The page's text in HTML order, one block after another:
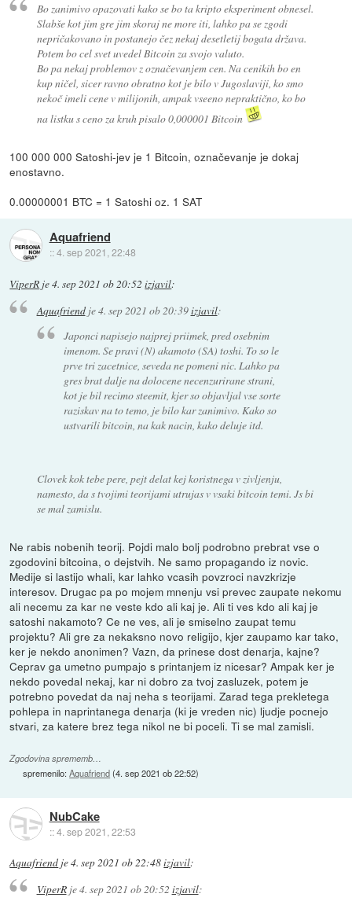
Bo zanimivo opazovati kako se bo ta kripto eksperiment obnesel.
Slabše kot jim gre jim skoraj ne more iti, lahko pa se zgodi
nepričakovano in postanejo čez nekaj desetletij bogata država.
Potem bo cel svet uvedel Bitcoin za svojo valuto.
Bo pa nekaj problemov z označevanjem cen. Na cenikih bo en
kup ničel, sicer ravno obratno kot je bilo v Jugoslaviji, ko smo
nekoč imeli cene v milijonih, ampak vseeno nepraktično, ko bo
na listku s ceno za kruh pisalo 0,000001 Bitcoin
100 000 000 Satoshi-jev je 1 Bitcoin, označevanje je dokaj
enostavno.
0.00000001 BTC = 1 Satoshi oz. 1 SAT
Aquafriend
::4. sep 2021, 22:48
ViperR je4. sep 2021 ob 20:52 izjavil:
Aquafriendje4. sep 2021 ob 20:39izjavil:
Japonci napisejo najprej priimek, pred osebnim
imenom. Se pravi (N) akamoto (SA) toshi. To so le
prve tri zacetnice, seveda ne pomeni nic. Lahko pa
gres brat dalje na dolocene necenzurirane strani,
kot je bil recimo steemit, kjer so objavljal vse sorte
raziskav na to temo, je bilo kar zanimivo. Kako so
ustvarili bitcoin, na kak nacin, kako deluje itd.
Clovek kok tebe pere, pejt delat kej koristnega v zivljenju,
namesto, da s tvojimi teorijami utrujas v vsaki bitcoin temi. Js bi
se mal zamislu.
Ne rabis nobenih teorij. Pojdi malo bolj podrobno prebrat vse o
zgodovini bitcoina, o dejstvih. Ne samo propagando iz novic.
Medije si lastijo whali, kar lahko vcasih povzroci navzkrizje
interesov. Drugac pa po mojem mnenju vsi prevec zaupate nekomu
ali necemu za kar ne veste kdo ali kaj je. Ali ti ves kdo ali kaj je
satoshi nakamoto? Ce ne ves, ali je smiselno zaupat temu
projektu? Ali gre za nekaksno novo religijo, kjer zaupamo kar tako,
ker je nekdo anonimen? Vazn, da prinese dost denarja, kajne?
Ceprav ga umetno pumpajo s printanjem iz nicesar? Ampak ker je
nekdo povedal nekaj, kar ni dobro za tvoj zasluzek, potem je
potrebno povedat da naj neha s teorijami. Zarad tega prekletega
pohlepa in naprintanega denarja (ki je vreden nic) ljudje pocnejo
stvari, za katere brez tega nikol ne bi poceli. Ti se mal zamisli.
Zgodovina sprememb…
spremenilo:Aquafriend(4. sep 2021 ob 22:52)
NubCake
::4. sep 2021, 22:53
Aquafriend je4. sep 2021 ob 22:48izjavil:
ViperRje4. sep 2021 ob 20:52 izjavil: